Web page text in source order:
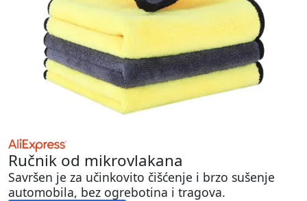
Ručnik od mikrovlakana
Savršen je za učinkovito čišćenje i brzo sušenje
automobila, bez ogrebotina i tragova.